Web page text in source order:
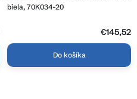
biela, 70K034-20
€145,52
Do košíka